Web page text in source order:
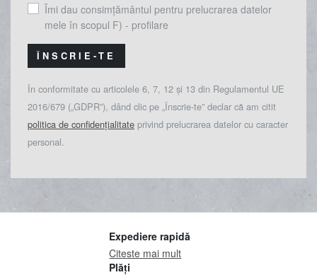
Îmi dau consimțământul pentru prelucrarea datelor
mele în scopul F) - profilare
ÎNSCRIE-TE
În conformitate cu articolele 6, 7, 12 și 13 din Regulamentul UE
2016/679 („GDPR”), dând clic pe „Înscrie-te” declar că am citit
politica de confidențialitate privind prelucrarea datelor cu caracter
personal.
Expediere rapidă
Citeste mai mult
Plăți